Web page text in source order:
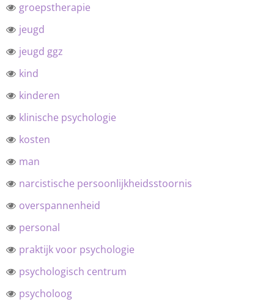
groepstherapie
jeugd
jeugd ggz
kind
kinderen
klinische psychologie
kosten
man
narcistische persoonlijkheidsstoornis
overspannenheid
personal
praktijk voor psychologie
psychologisch centrum
psycholoog